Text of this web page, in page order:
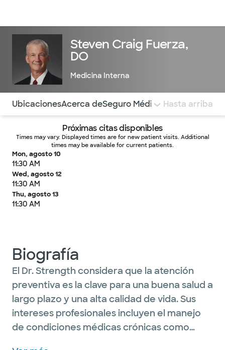
Steven Craig Fuerza,
DO
Medicina Interna
Utilice esta navegación para saltar rápidamente a
UbicacionesAcerca deSeguro Médico COMENTARIOS
Hasta arriba
Próximas citas disponibles
Times may vary. Displayed times are for new patient visits. Additional
times may be available for current patients.
Mon, agosto 10
11:30 AM
Wed, agosto 12
11:30 AM
Thu, agosto 13
11:30 AM
Biografía
El Dr. Strength considera que la atención
preventiva es la clave para una buena salud a
largo plazo y una alta calidad de vida. Sus
intereses profesionales incluyen el manejo
de condiciones médicas crónicas como